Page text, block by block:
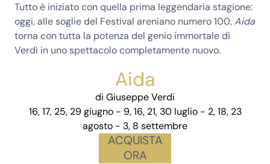
Tutto è iniziato con quella prima leggendaria stagione:
oggi, alle soglie del Festival areniano numero 100,Aida
torna con tutta la potenza del genio immortale di
Verdi in uno spettacolo completamente nuovo.
Aida
di Giuseppe Verdi
16, 17, 25, 29 giugno - 9, 16, 21, 30 luglio - 2, 18, 23
agosto - 3, 8 settembre
ACQUISTA
ORA